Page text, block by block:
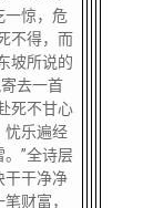
一惊，危
不得，而
坡所说的
去一首
死不甘心
忧乐遍经
”全诗层
干干净净
财富，